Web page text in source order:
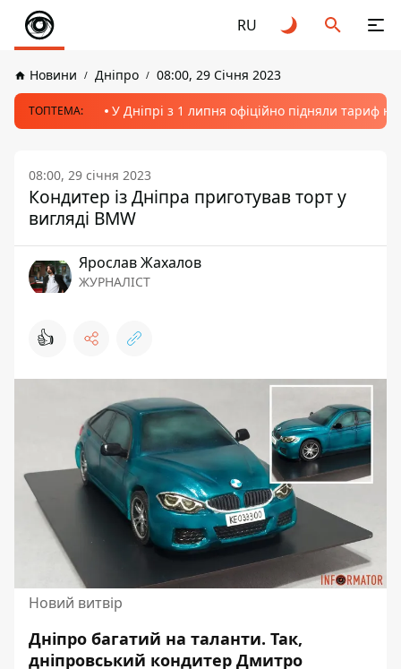
RU
Новини Дніпро 08:00, 29 Січня 2023
ТОПТЕМА: У Дніпрі з 1 липня офіційно підняли тариф
08:00, 29 січня 2023
Кондитер із Дніпра приготував торт у
вигляді BMW
Ярослав Жахалов
ЖУРНАЛІСТ
👍
Новий витвір
Дніпро багатий на таланти. Так,
дніпровський кондитер Дмитро